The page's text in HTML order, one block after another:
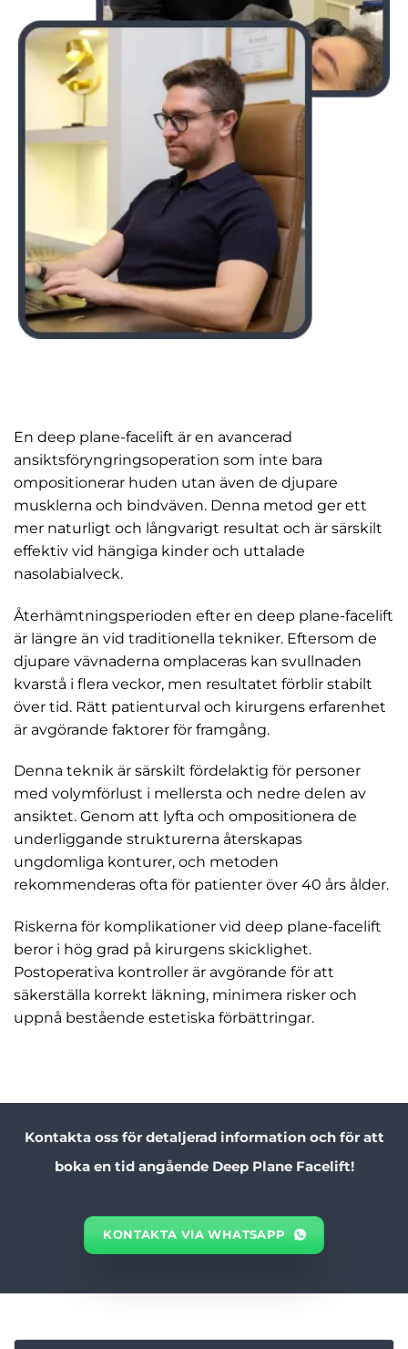
En deep plane-facelift är en avancerad
ansiktsföryngringsoperation som inte bara
ompositionerar huden utan även de djupare
musklerna och bindväven. Denna metod ger ett
mer naturligt och långvarigt resultat och är särskilt
effektiv vid hängiga kinder och uttalade
nasolabialveck.
Återhämtningsperioden efter en deep plane-facelift
är längre än vid traditionella tekniker. Eftersom de
djupare vävnaderna omplaceras kan svullnaden
kvarstå i flera veckor, men resultatet förblir stabilt
över tid. Rätt patienturval och kirurgens erfarenhet
är avgörande faktorer för framgång.
Denna teknik är särskilt fördelaktig för personer
med volymförlust i mellersta och nedre delen av
ansiktet. Genom att lyfta och ompositionera de
underliggande strukturerna återskapas
ungdomliga konturer, och metoden
rekommenderas ofta för patienter över 40 års ålder.
Riskerna för komplikationer vid deep plane-facelift
beror i hög grad på kirurgens skicklighet.
Postoperativa kontroller är avgörande för att
säkerställa korrekt läkning, minimera risker och
uppnå bestående estetiska förbättringar.
Kontakta oss för detaljerad information och för att
boka en tid angående Deep Plane Facelift!
KONTAKTA VIA WHATSAPP